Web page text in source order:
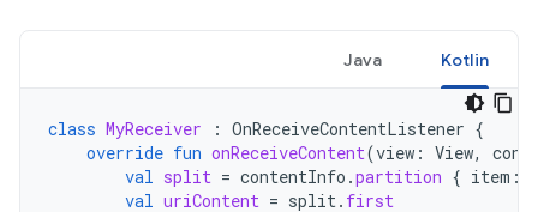
Kotlin
Java
class MyReceiver : OnReceiveContentListener {
override fun onReceiveContent(view : View,
val split = contentInfo .partition { item :
val uriContent = split. first